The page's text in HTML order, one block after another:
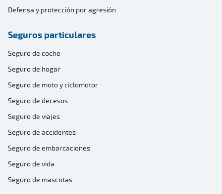
Defensa y protección por agresión
Seguros particulares
Seguro de coche
Seguro de hogar
Seguro de moto y ciclomotor
Seguro de decesos
Seguro de viajes
Seguro de accidentes
Seguro de embarcaciones
Seguro de vida
Seguro de mascotas